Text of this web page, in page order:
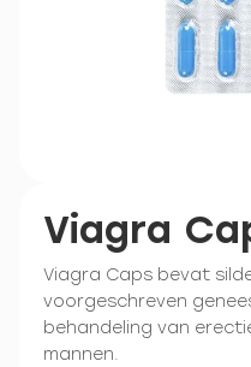
Viagra
Viagra Caps bevat
voorgeschreven
behandeling van
mannen.